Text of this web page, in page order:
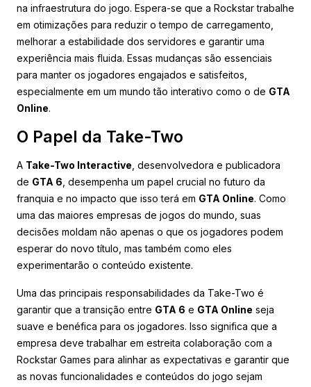
na infraestrutura do jogo. Espera-se que a Rockstar trabalhe
em otimizações para reduzir o tempo de carregamento,
melhorar a estabilidade dos servidores e garantir uma
experiência mais fluida. Essas mudanças são essenciais
para manter os jogadores engajados e satisfeitos,
especialmente em um mundo tão interativo como o de GTA
Online.
O Papel da Take-Two
A Take-Two Interactive , desenvolvedora e publicadora
de GTA 6 , desempenha um papel crucial no futuro da
franquia e no impacto que isso terá em GTA Online. Como
uma das maiores empresas de jogos do mundo, suas
decisões moldam não apenas o que os jogadores podem
esperar do novo título, mas também como eles
experimentarão o conteúdo existente.
Uma das principais responsabilidades da Take-Two é
garantir que a transição entre GTA 6 e GTA Online seja
suave e benéfica para os jogadores. Isso significa que a
empresa deve trabalhar em estreita colaboração com a
Rockstar Games para alinhar as expectativas e garantir que
as novas funcionalidades e conteúdos do jogo sejam